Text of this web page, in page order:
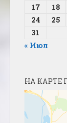
17
18
24
25
31
« Июл
НА КАРТЕ